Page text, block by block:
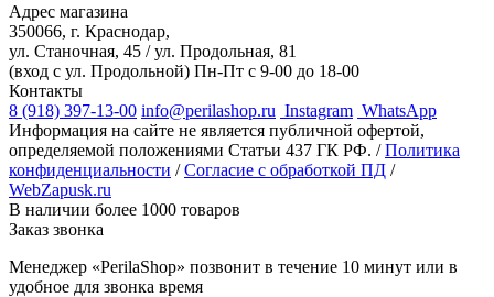
Адрес магазина
350066, г. Краснодар,
ул. Станочная, 45 / ул. Продольная, 81
(вход с ул. Продольной) Пн-Пт с 9-00 до 18-00
Контакты
8 (918) 397-13-00 info@perilashop.ru Instagram WhatsApp
Информация на сайте не является публичной офертой,
определяемой положениями Статьи 437 ГК РФ. /Политика
конфиденциальности /Согласие с обработкой ПД /
WebZapusk.ru
В наличии более 1000 товаров
Заказ звонка
Менеджер «PerilaShop» позвонит в течение 10 минут или в
удобное для звонка время